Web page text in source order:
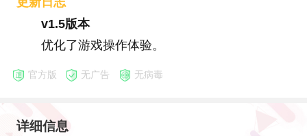
v1.5版本
优化了游戏操作体验。
官方版 无广告 无病毒
详细信息